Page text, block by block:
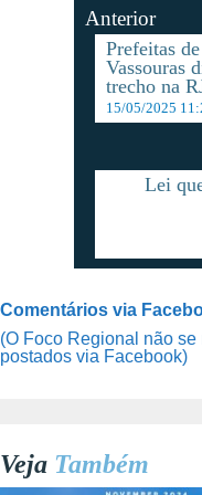
Anterior
Prefeitas
Vassouras
trecho na
15/05/2025
Lei
Comentários via
(O Foco Regional não
postados via Facebook)
Veja Também